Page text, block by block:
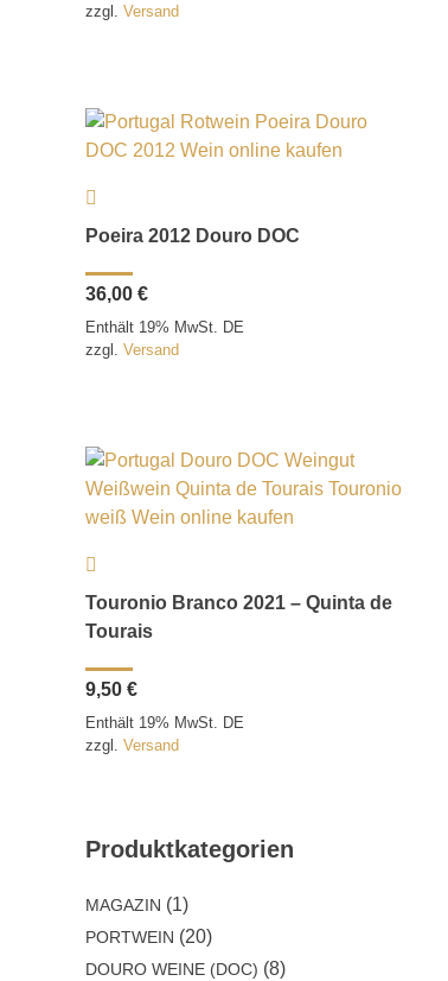
zzgl. Versand
Poeira 2012 Douro DOC
36,00 €
Enthält 19% MwSt. DE
zzgl. Versand
Touronio Branco 2021 – Quinta de
Tourais
9,50 €
Enthält 19% MwSt. DE
zzgl. Versand
Produktkategorien
MAGAZIN (1)
PORTWEIN (20)
DOURO WEINE (DOC) (8)